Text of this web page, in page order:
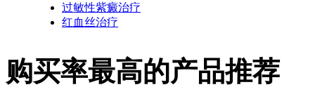
过敏性紫癜治疗
红血丝治疗
购买率最高的产品推荐